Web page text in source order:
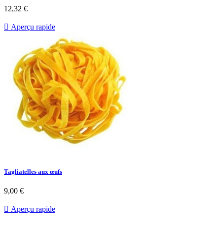
12,32 €
 Aperçu rapide
Tagliatelles aux œufs
9,00 €
 Aperçu rapide